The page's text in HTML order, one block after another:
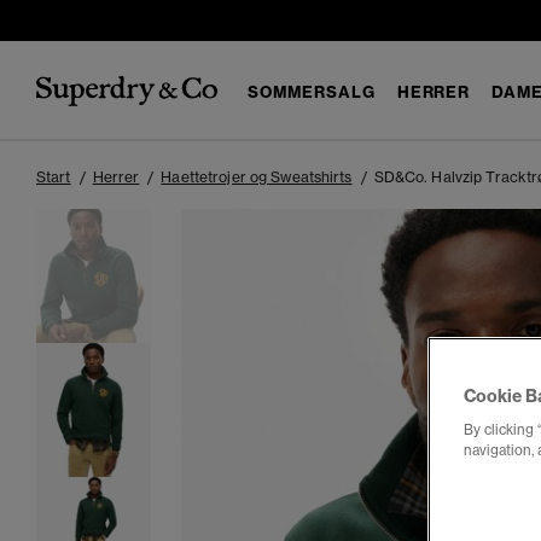
SOMMERSALG HERRER
Start Herrer Haettetrojer og Sweatshirts SD&Co. Halvzip
Cookie
By clicking
navigation,